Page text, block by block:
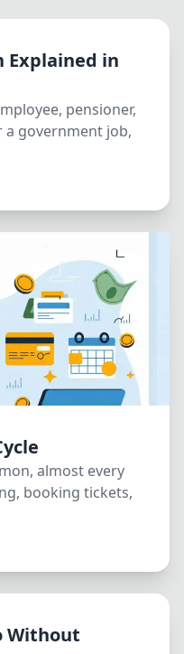
Explained in
pensioner,
government job,
almost every
booking tickets,
Without